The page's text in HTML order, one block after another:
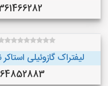
09361466282
لیفتراک گازوئیلی
09364852883